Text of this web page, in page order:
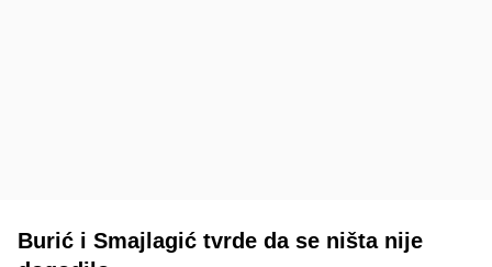
Burić i Smajlagić tvrde da se ništa nije